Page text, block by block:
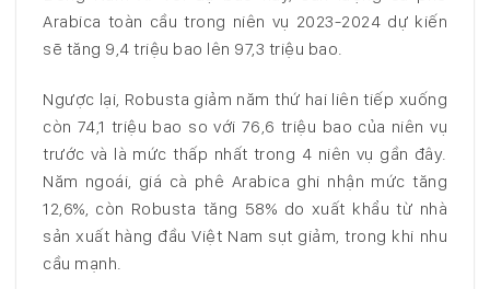
Arabica toàn cầu trong niên vụ 2023-2024 dự kiến
sẽ tăng 9,4 triệu bao lên 97,3 triệu bao.
Ngược lại, Robusta giảm năm thứ hai liên tiếp xuống
còn 74,1 triệu bao so với 76,6 triệu bao của niên vụ
trước và là mức thấp nhất trong 4 niên vụ gần đây.
Năm ngoái, giá cà phê Arabica ghi nhận mức tăng
12,6%, còn Robusta tăng 58% do xuất khẩu từ nhà
sản xuất hàng đầu Việt Nam sụt giảm, trong khi nhu
cầu mạnh.